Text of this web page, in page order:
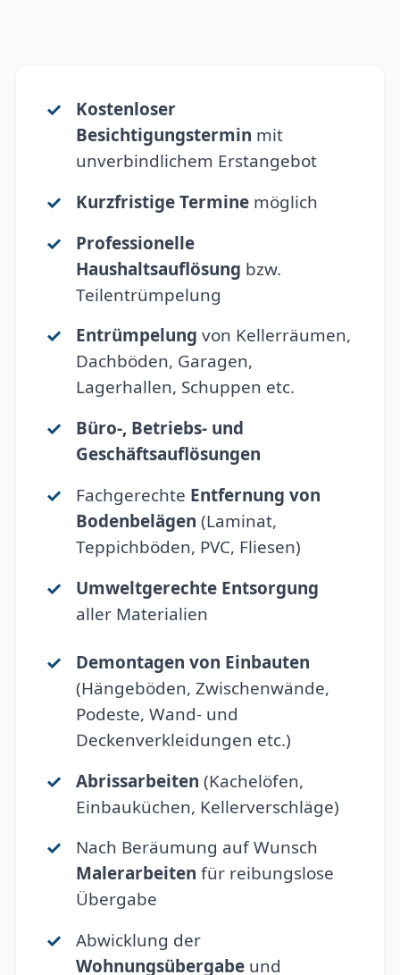
Kostenloser
Besichtigungstermin mit
unverbindlichem Erstangebot
Kurzfristige Terminemöglich
Professionelle
Haushaltsauflösung bzw.
Teilentrümpelung
Entrümpelung von Kellerräumen,
Dachböden, Garagen,
Lagerhallen, Schuppen etc.
Büro-, Betriebs- und
Geschäftsauflösungen
Fachgerechte Entfernung von
Bodenbelägen (Laminat,
Teppichböden, PVC, Fliesen)
Umweltgerechte Entsorgung
aller Materialien
Demontagen von Einbauten
(Hängeböden, Zwischenwände,
Podeste, Wand- und
Deckenverkleidungen etc.)
Abrissarbeiten (Kachelöfen,
Einbauküchen, Kellerverschläge)
Nach Beräumung auf Wunsch
Malerarbeiten für reibungslose
Übergabe
Abwicklung der
Wohnungsübergabeund